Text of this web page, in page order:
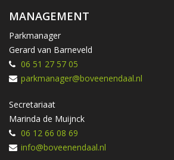
MANAGEMENT
Parkmanager
Gerard van Barneveld
06 51 27 57 05
parkmanager@boveenendaal.nl
Secretariaat
Marinda de Muijnck
06 12 66 08 69
info@boveenendaal.nl